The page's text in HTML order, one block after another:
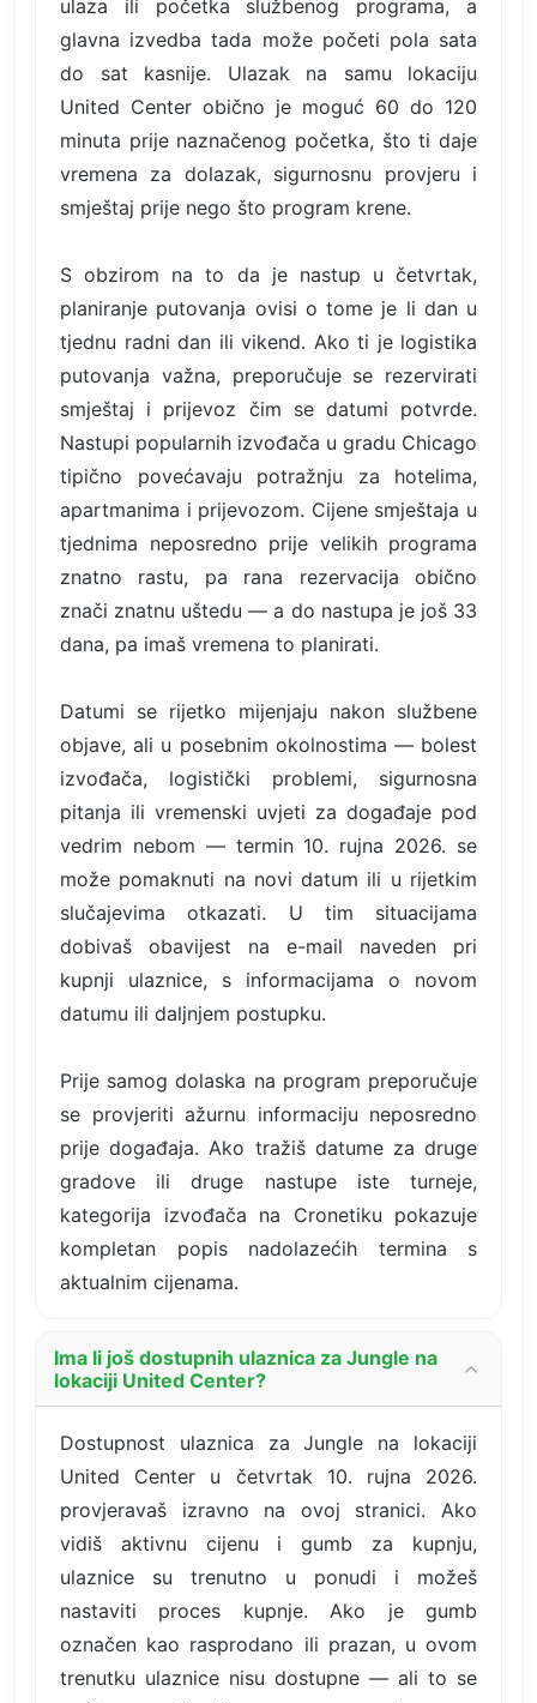
ulaza ili početka službenog programa, a
glavna izvedba tada može početi pola sata
do sat kasnije. Ulazak na samu lokaciju
United Center obično je moguć 60 do 120
minuta prije naznačenog početka, što ti daje
vremena za dolazak, sigurnosnu provjeru i
smještaj prije nego što program krene.
S obzirom na to da je nastup u četvrtak,
planiranje putovanja ovisi o tome je li dan u
tjednu radni dan ili vikend. Ako ti je logistika
putovanja važna, preporučuje se rezervirati
smještaj i prijevoz čim se datumi potvrde.
Nastupi popularnih izvođača u gradu Chicago
tipično povećavaju potražnju za hotelima,
apartmanima i prijevozom. Cijene smještaja u
tjednima neposredno prije velikih programa
znatno rastu, pa rana rezervacija obično
znači znatnu uštedu — a do nastupa je još 33
dana, pa imaš vremena to planirati.
Datumi se rijetko mijenjaju nakon službene
objave, ali u posebnim okolnostima — bolest
izvođača, logistički problemi, sigurnosna
pitanja ili vremenski uvjeti za događaje pod
vedrim nebom — termin 10. rujna 2026. se
može pomaknuti na novi datum ili u rijetkim
slučajevima otkazati. U tim situacijama
dobivaš obavijest na e-mail naveden pri
kupnji ulaznice, s informacijama o novom
datumu ili daljnjem postupku.
Prije samog dolaska na program preporučuje
se provjeriti ažurnu informaciju neposredno
prije događaja. Ako tražiš datume za druge
gradove ili druge nastupe iste turneje,
kategorija izvođača na Cronetiku pokazuje
kompletan popis nadolazećih termina s
aktualnim cijenama.
Ima li još dostupnih ulaznica za Jungle na
lokaciji United Center?
Dostupnost ulaznica za Jungle na lokaciji
United Center u četvrtak 10. rujna 2026.
provjeravaš izravno na ovoj stranici. Ako
vidiš aktivnu cijenu i gumb za kupnju,
ulaznice su trenutno u ponudi i možeš
nastaviti proces kupnje. Ako je gumb
označen kao rasprodano ili prazan, u ovom
trenutku ulaznice nisu dostupne — ali to se